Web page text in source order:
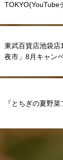
TOKYO(YouTube
東武百貨店池袋
夜市」8月キャン
『とちぎの夏野